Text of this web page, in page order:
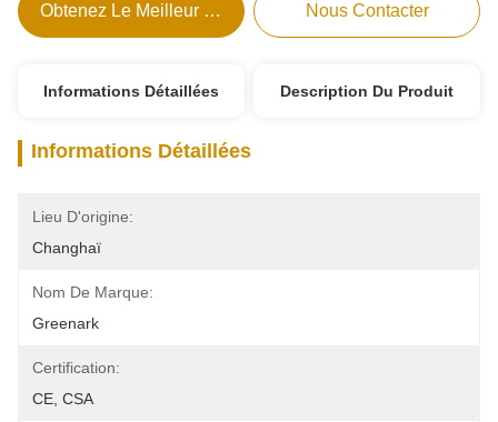
Obtenez Le Meilleur Prix Nous Contacter
Informations Détaillées Description Du Produit
Informations Détaillées
Lieu D'origine:
Changhaï
Nom De Marque:
Greenark
Certification:
CE, CSA